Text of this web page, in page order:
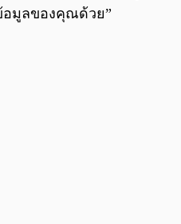
มูลของคุณด้วย”